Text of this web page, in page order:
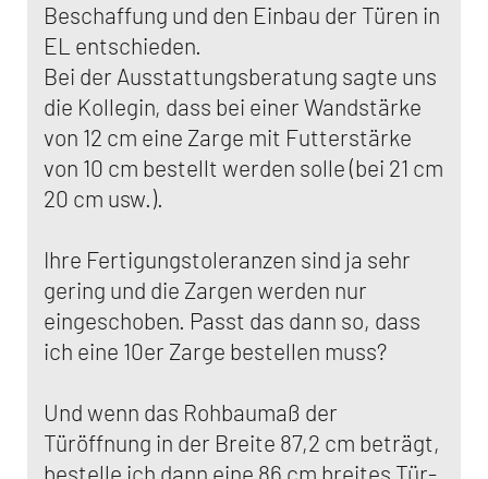
Beschaffung und den Einbau der Türen in
EL entschieden.
Bei der Ausstattungsberatung sagte uns
die Kollegin, dass bei einer Wandstärke
von 12 cm eine Zarge mit Futterstärke
von 10 cm bestellt werden solle (bei 21 cm
20 cm usw.).
Ihre Fertigungstoleranzen sind ja sehr
gering und die Zargen werden nur
eingeschoben. Passt das dann so, dass
ich eine 10er Zarge bestellen muss?
Und wenn das Rohbaumaß der
Türöffnung in der Breite 87,2 cm beträgt,
bestelle ich dann eine 86 cm breites Tür-